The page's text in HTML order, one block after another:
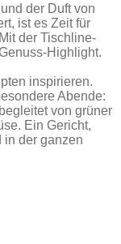
der Duft von
ist es Zeit für
der Tischline-
Highlight.
inspirieren.
Abende:
von grüner
Ein Gericht,
in der ganzen